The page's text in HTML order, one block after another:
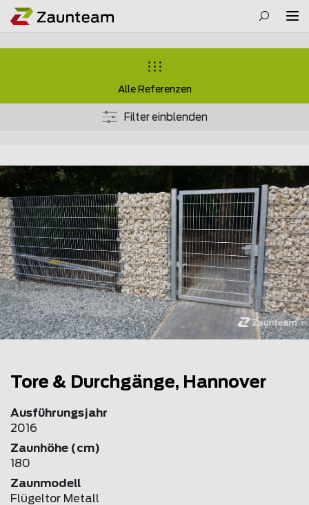
Alle Referenzen
Filter einblenden
Tore & Durchgänge, Hannover
Ausführungsjahr
2016
Zaunhöhe (cm)
180
Zaunmodell
Flügeltor Metall